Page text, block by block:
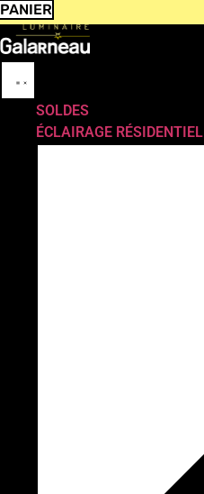
PANIER
SOLDES
ÉCLAIRAGE RÉSIDENTIEL